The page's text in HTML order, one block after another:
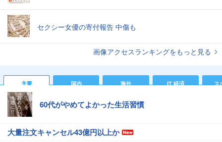
セクシー女優の寄付報告 中傷も
画像アクセスランキングをもっと見る
主要 国内 海外 IT 経済 ス
60代がやめてよかった生活習慣
大量注文キャンセル43億円以上か